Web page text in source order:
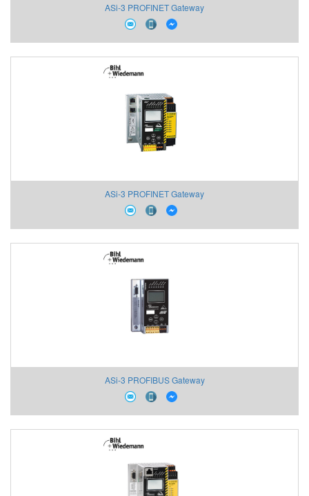
ASi-3 PROFINET Gateway
ASi-3 PROFINET Gateway
ASi-3 PROFIBUS Gateway